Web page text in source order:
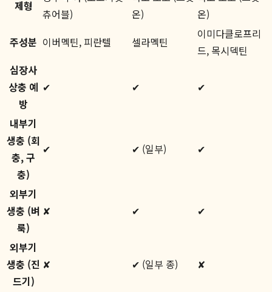
제형
츄어블)
온)
온)
주성분 이버멕틴, 피란텔 셀라멕틴
이미다클로프리
드, 목시덱틴
심장사
상충 예
방
✔ ✔ ✔
내부기
생충 (회
충, 구
충)
✔ ✔ (일부) ✔
외부기
생충 (벼
룩)
✘ ✔ ✔
외부기
생충 (진
드기)
✘ ✔ (일부 종) ✘